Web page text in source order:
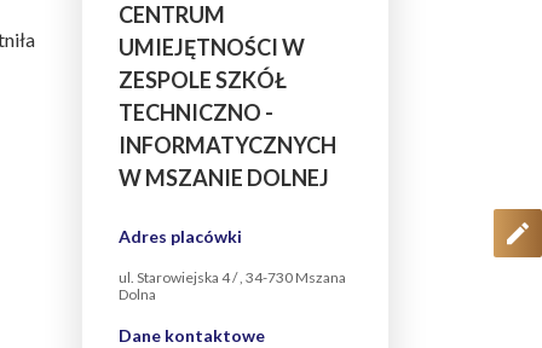
CENTRUM
UMIEJĘTNOŚCI W
ZESPOLE SZKÓŁ
TECHNICZNO -
INFORMATYCZNYCH
W MSZANIE DOLNEJ
Adres placówki
ul. Starowiejska 4 / , 34-730 Mszana
Dolna
Dane kontaktowe